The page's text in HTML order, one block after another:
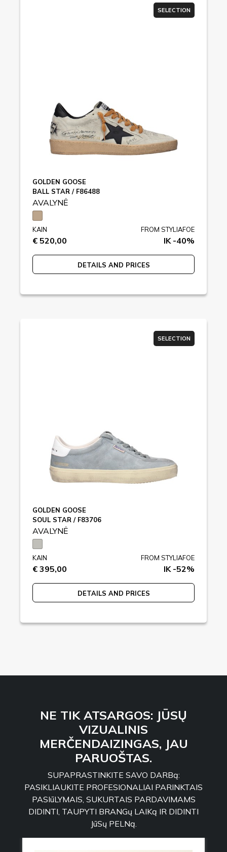
SELECTION
GOLDEN GOOSE
BALL STAR / F86488
AVALYNĖ
KAIN
€ 520,00
FROM STYLIAFOE
IK -40%
DETAILS AND PRICES
SELECTION
GOLDEN GOOSE
SOUL STAR / F83706
AVALYNĖ
KAIN
€ 395,00
FROM STYLIAFOE
IK -52%
DETAILS AND PRICES
NE TIK ATSARGOS: JŪSŲ
VIZUALINIS
MERČENDAIZINGAS, JAU
PARUOŠTAS.
SUPAPRASTINKITE SAVO DARBą:
PASIKLIAUKITE PROFESIONALIAI PARINKTAIS
PASIūLYMAIS, SUKURTAIS PARDAVIMAMS
DIDINTI, TAUPYTI BRANGų LAIKą IR DIDINTI
JūSų PELNą.